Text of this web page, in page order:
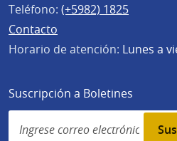
Teléfono: (+5982) 1825
Contacto
Horario de atención: Lunes a
Suscripción a Boletines
Simplenews
subscription